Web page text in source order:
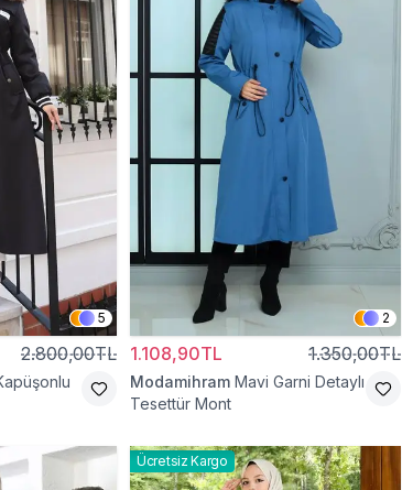
5
2.800,00TL
2
1.108,90TL 1.350,00TL
Modamihram Mavi Garni Detaylı
Tesettür Mont
Ücretsiz Kargo